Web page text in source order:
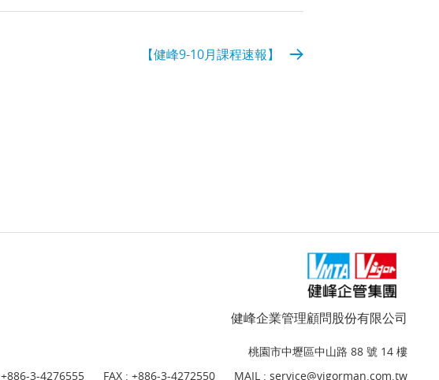
【健峰9-10月課程速報】
健峰企業管理顧問股份有限公司
桃園市中壢區中山路 88 號 14 樓
+886-3-4276555 FAX : +886-3-4272550 MAIL : service@vigorman.com.tw